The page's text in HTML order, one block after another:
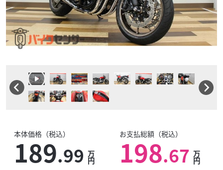
本体価格（税込）
189.99 万
円
お支払総額（税込）
198.67 万
円